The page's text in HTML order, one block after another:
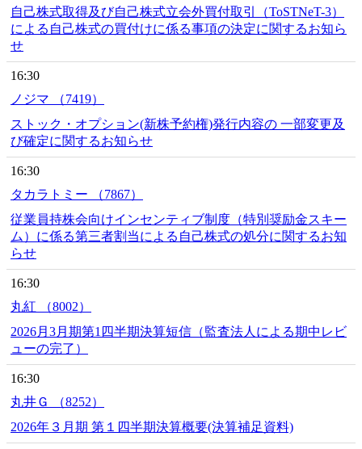
自己株式取得及び自己株式立会外買付取引（ToSTNeT-3）
による自己株式の買付けに係る事項の決定に関するお知ら
せ
16:30
ノジマ （7419）
ストック・オプション(新株予約権)発行内容の 一部変更及
び確定に関するお知らせ
16:30
タカラトミー （7867）
従業員持株会向けインセンティブ制度（特別奨励金スキー
ム）に係る第三者割当による自己株式の処分に関するお知
らせ
16:30
丸紅 （8002）
2026月3月期第1四半期決算短信（監査法人による期中レビ
ューの完了）
16:30
丸井Ｇ （8252）
2026年３月期 第１四半期決算概要(決算補足資料)